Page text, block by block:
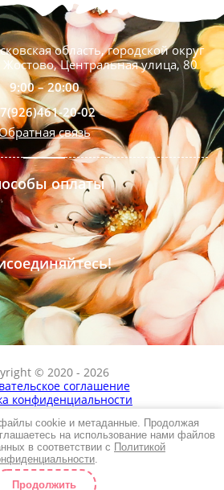
область, городской округ
Центральная улица, 80
9:00 – 20:00
20-02
связь
оплаты
© 2020 - 2026
соглашение
конфиденциальности
Мегагрупп.ру
файлы cookie и метаданные. Продолжая
на использование нами файлов
в соответствии с Политикой
.
Продолжить